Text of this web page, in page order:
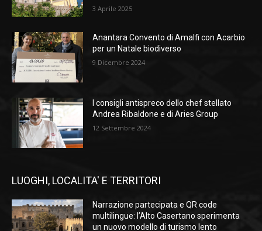
3 Aprile 2025
Anantara Convento di Amalfi con Acarbio
per un Natale biodiverso
9 Dicembre 2024
I consigli antispreco dello chef stellato
Andrea Ribaldone e di Aries Group
12 Settembre 2024
LUOGHI, LOCALITA' E TERRITORI
Narrazione partecipata e QR code
multilingue: l’Alto Casertano sperimenta
un nuovo modello di turismo lento